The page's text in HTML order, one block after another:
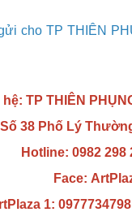
cho TP THIÊN
hệ:TP THIÊN
Số 38 Phố Lý
Hotline: 0982 298
Face:
1: